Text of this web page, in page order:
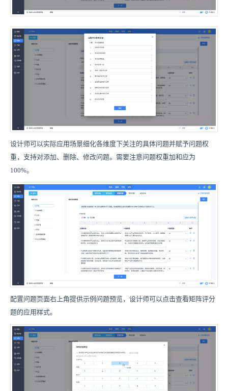
设计师可以实际应用场景细化各维度下关注的具体问题并赋予问题权
重，支持对添加、删除、修改问题。需要注意问题权重加和应为
100%。
配置问题页面右上角提供示例问题预览，设计师可以点击查看矩阵评分
题的应用样式。